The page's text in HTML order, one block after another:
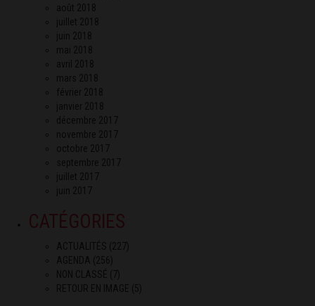
août 2018
juillet 2018
juin 2018
mai 2018
avril 2018
mars 2018
février 2018
janvier 2018
décembre 2017
novembre 2017
octobre 2017
septembre 2017
juillet 2017
juin 2017
CATÉGORIES
ACTUALITÉS
(227)
AGENDA (256)
NON CLASSÉ (7)
RETOUR EN IMAGE (5)